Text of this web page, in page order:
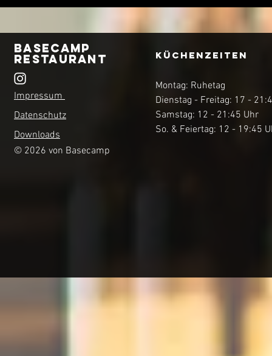
Basecamp
Restaurant
Impressum
Datenschutz
Downloads
© 2026 von Basecamp
KüchenZEITEN
Montag: Ruhetag
Dienstag - Freitag: 17 -
Samstag: 12 - 21:45 Uhr
So. & Feiertag: 12 - 19:45